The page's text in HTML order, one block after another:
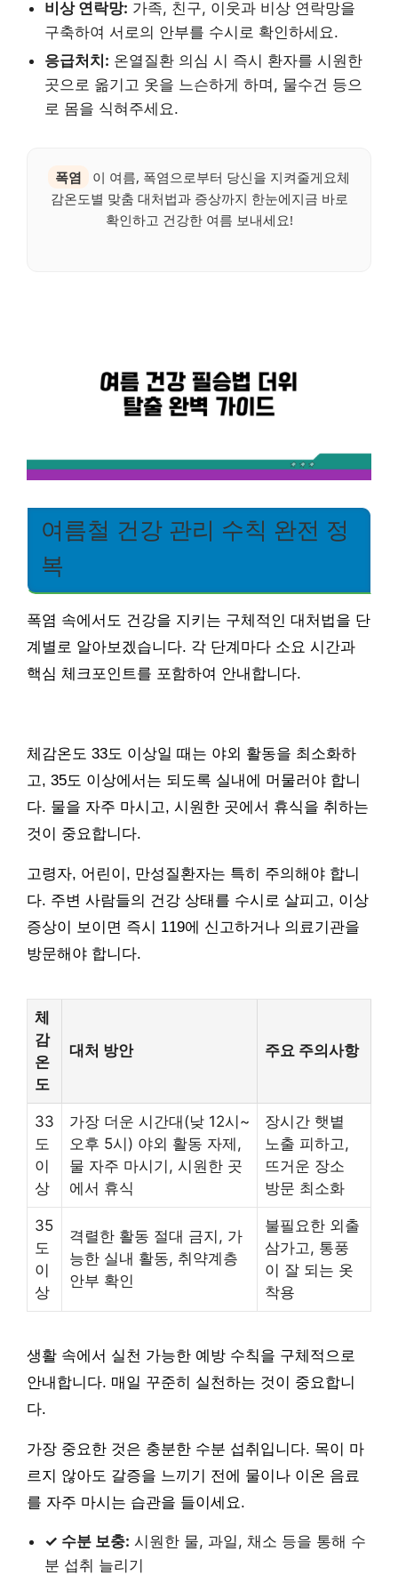
비상 연락망: 가족, 친구, 이웃과 비상 연락망을
구축하여 서로의 안부를 수시로 확인하세요.
응급처치: 온열질환 의심 시 즉시 환자를 시원한
곳으로 옮기고 옷을 느슨하게 하며, 물수건 등으
로 몸을 식혀주세요.
폭염
이 여름, 폭염으로부터 당신을 지켜줄게요체
감온도별 맞춤 대처법과 증상까지 한눈에지금 바로
확인하고 건강한 여름 보내세요!
여름철 건강 관리 수칙 완전 정
복
폭염 속에서도 건강을 지키는 구체적인 대처법을 단
계별로 알아보겠습니다. 각 단계마다 소요 시간과
핵심 체크포인트를 포함하여 안내합니다.
체감온도 33도 이상일 때는 야외 활동을 최소화하
고, 35도 이상에서는 되도록 실내에 머물러야 합니
다. 물을 자주 마시고, 시원한 곳에서 휴식을 취하는
것이 중요합니다.
고령자, 어린이, 만성질환자는 특히 주의해야 합니
다. 주변 사람들의 건강 상태를 수시로 살피고, 이상
증상이 보이면 즉시 119에 신고하거나 의료기관을
방문해야 합니다.
체
감
온
도
대처 방안 주요 주의사항
33
도
이
상
가장 더운 시간대(낮 12시~
오후 5시) 야외 활동 자제,
물 자주 마시기, 시원한 곳
에서 휴식
장시간 햇볕
노출 피하고,
뜨거운 장소
방문 최소화
35
도
이
상
격렬한 활동 절대 금지, 가
능한 실내 활동, 취약계층
안부 확인
불필요한 외출
삼가고, 통풍
이 잘 되는 옷
착용
생활 속에서 실천 가능한 예방 수칙을 구체적으로
안내합니다. 매일 꾸준히 실천하는 것이 중요합니
다.
가장 중요한 것은 충분한 수분 섭취입니다. 목이 마
르지 않아도 갈증을 느끼기 전에 물이나 이온 음료
를 자주 마시는 습관을 들이세요.
✓ 수분 보충: 시원한 물, 과일, 채소 등을 통해 수
분 섭취 늘리기